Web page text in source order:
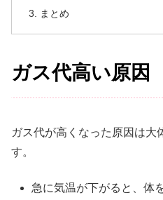
まとめ
ガス代高い原因
ガス代が高くなった原因は大
す。
急に気温が下がると、体